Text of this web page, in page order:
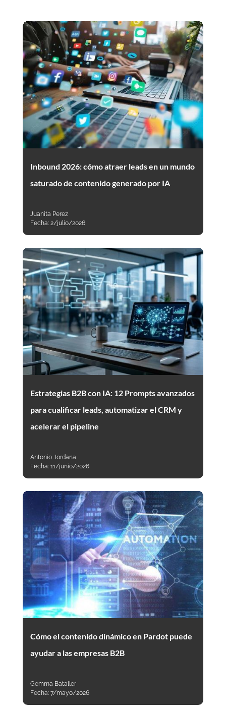
Inbound 2026: cómo atraer leads en un mundo
saturado de contenido generado por IA
Juanita Perez
Fecha: 2/julio/2026
Estrategias B2B con IA: 12 Prompts avanzados
para cualificar leads, automatizar el CRM y
acelerar el pipeline
Antonio Jordana
Fecha: 11/junio/2026
Cómo el contenido dinámico en Pardot puede
ayudar a las empresas B2B
Gemma Bataller
Fecha: 7/mayo/2026